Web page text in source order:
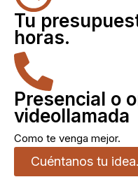
Tu
horas.
Presencial o
videollamada
Como te venga mejor.
Cuéntanos tu idea.